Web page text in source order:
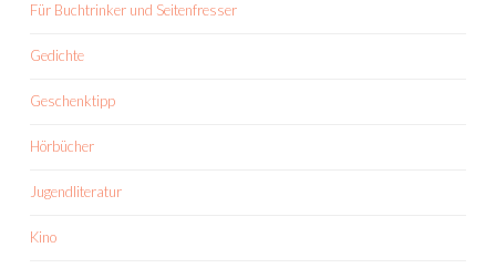
Für Buchtrinker und Seitenfresser
Gedichte
Geschenktipp
Hörbücher
Jugendliteratur
Kino